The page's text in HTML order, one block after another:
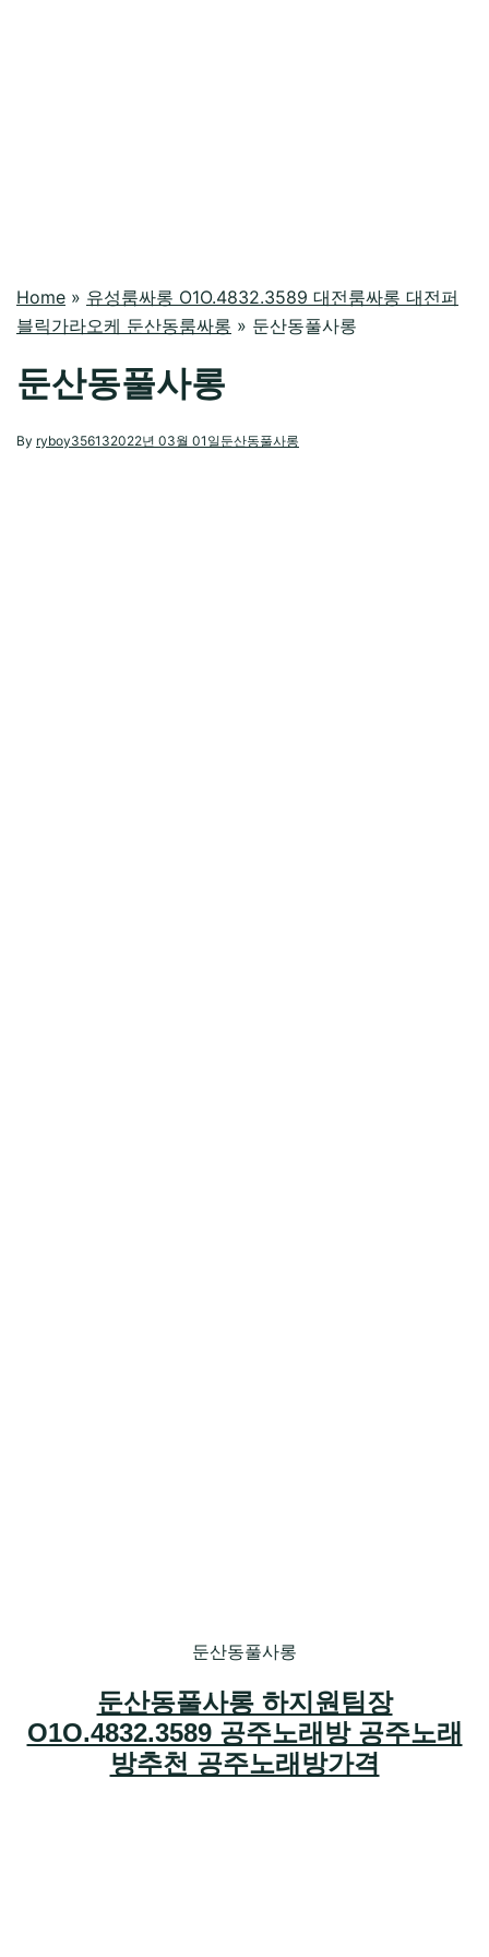
Home » 유성룸싸롱 O1O.4832.3589 대전룸싸롱 대전퍼
블릭가라오케 둔산동룸싸롱 » 둔산동풀사롱
둔산동풀사롱
By ryboy356132022년 03월 01일둔산동풀사롱
둔산동풀사롱
둔산동풀사롱 하지원팀장
O1O.4832.3589 공주노래방 공주노래
방추천 공주노래방가격